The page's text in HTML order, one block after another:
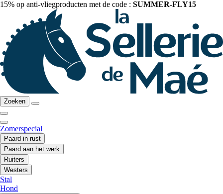
15% op anti-vliegproducten met de code : SUMMER-FLY15
Zoeken
Zomerspecial
Paard in rust
Paard aan het werk
Ruiters
Westers
Stal
Hond